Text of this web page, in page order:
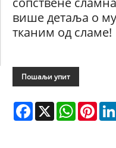
више детаља о
тканим од сламе!
Пошаљи упит
Facebook
X